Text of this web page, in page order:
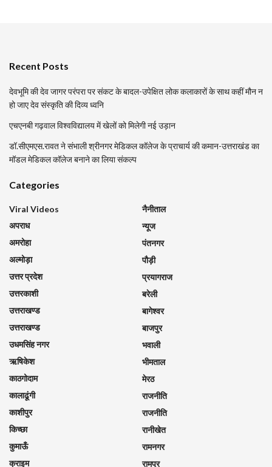
Recent Posts
देवभूमि की देव जागर परंपरा पर संकट के बादल-उपेक्षित लोक कलाकारों के साथ कहीं मौन न
हो जाए देव संस्कृति की दिव्य ध्वनि
एचएनबी गढ़वाल विश्वविद्यालय में खेलों को मिलेगी नई उड़ान
डॉ.सीएमएस.रावत ने संभाली श्रीनगर मेडिकल कॉलेज के प्राचार्य की कमान-उत्तराखंड का
मॉडल मेडिकल कॉलेज बनाने का लिया संकल्प
Categories
Viral Videos
अपराध
अमरोहा
अल्मोड़ा
उत्तर प्रदेश
उत्तरकाशी
उत्तराखण्ड
उत्तराखण्ड
उधमसिंह नगर
ऋषिकेश
काठगोदाम
कालाढूंगी
काशीपुर
किच्छा
कुमाऊँ
क्राइम
नैनीताल
न्यूज
पंतनगर
पौड़ी
प्रयागराज
बरेली
बागेश्वर
बाजपुर
भवाली
भीमताल
मेरठ
राजनीति
राजनीति
रानीखेत
रामनगर
रामपुर